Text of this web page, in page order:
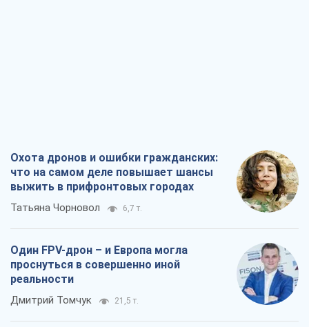
Охота дронов и ошибки гражданских:
что на самом деле повышает шансы
выжить в прифронтовых городах
Татьяна Чорновол 6,7 т.
Один FPV-дрон – и Европа могла
проснуться в совершенно иной
реальности
Дмитрий Томчук 21,5 т.